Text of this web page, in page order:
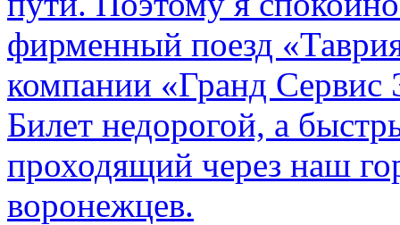
фирменный поезд
компании «Гранд Сервис
Билет недорогой, а
проходящий через наш
воронежцев.